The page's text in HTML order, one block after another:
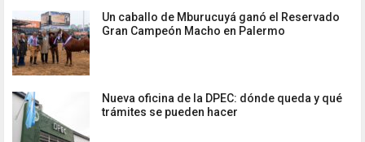
Un caballo de Mburucuyá ganó el Reservado
Gran Campeón Macho en Palermo
Nueva oficina de la DPEC: dónde queda y qué
trámites se pueden hacer